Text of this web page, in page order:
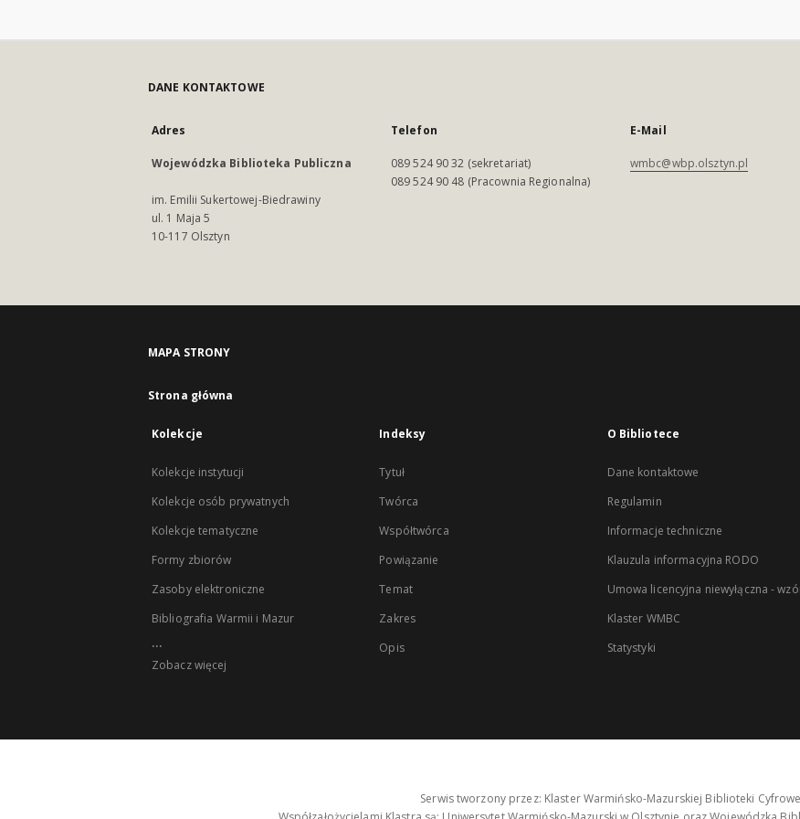
DANE KONTAKTOWE
Adres
Wojewódzka Biblioteka Publiczna
im. Emilii Sukertowej-Biedrawiny
ul. 1 Maja 5
10-117 Olsztyn
Telefon
089 524 90 32 (sekretariat)
089 524 90 48 (Pracownia Regionalna)
E-Mail
wmbc@wbp.olsztyn.pl
MAPA STRONY
Strona główna
Kolekcje
Kolekcje instytucji
Kolekcje osób prywatnych
Kolekcje tematyczne
Formy zbiorów
Zasoby elektroniczne
Bibliografia Warmii i Mazur
...
Zobacz więcej
Indeksy
Tytuł
Twórca
Współtwórca
Powiązanie
Temat
Zakres
Opis
O Bibliotece
Dane kontaktowe
Regulamin
Informacje techniczne
Klauzula informacyjna RODO
Umowa licencyjna niewyłączna -
Klaster WMBC
Statystyki
Serwis tworzony przez: Klaster Warmińsko-Mazurskiej Biblioteki